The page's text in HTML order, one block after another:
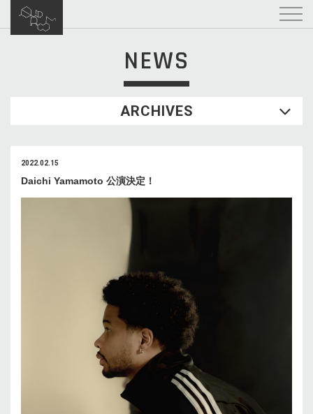
NEWS
ARCHIVES
2022.02.15
Daichi Yamamoto 公演決定！